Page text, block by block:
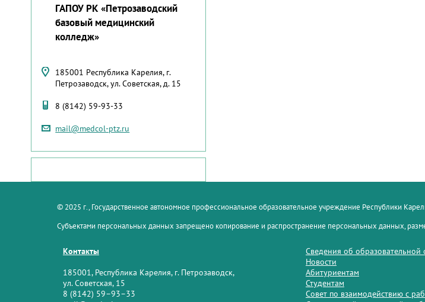
ГАПОУ РК «Петрозаводский
базовый медицинский
колледж»
185001 Республика Карелия, г.
Петрозаводск, ул. Советская, д. 15
8 (8142) 59-93-33
mail@medcol-ptz.ru
© 2025 г., Государственное автономное профессиональное образовательное учреждение Республики
Субъектами персональных данных запрещено копирование и распространение персональных данных,
Контакты
185001, Республика Карелия, г. Петрозаводск,
ул. Советская, 15
8 (8142) 59–93–33
Сведения об образовательной
Новости
Абитуриентам
Студентам
Совет по взаимодействию с